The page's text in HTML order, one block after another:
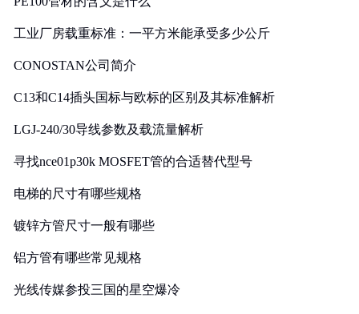
工业厂房载重标准：一平方米能承受多少公斤
CONOSTAN公司简介
C13和C14插头国标与欧标的区别及其标准解析
LGJ-240/30导线参数及载流量解析
寻找nce01p30k MOSFET管的合适替代型号
电梯的尺寸有哪些规格
镀锌方管尺寸一般有哪些
铝方管有哪些常见规格
光线传媒参投三国的星空爆冷